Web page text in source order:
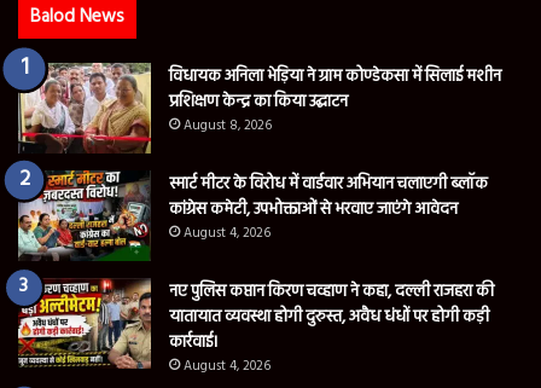
Balod News
विधायक अनिला भेड़िया ने ग्राम कोण्डेकसा में सिलाई मशीन
प्रशिक्षण केन्द्र का किया उद्घाटन
August 8, 2026
स्मार्ट मीटर के विरोध में वार्डवार अभियान चलाएगी ब्लॉक
कांग्रेस कमेटी, उपभोक्ताओं से भरवाए जाएंगे आवेदन
August 4, 2026
नए पुलिस कप्तान किरण चव्हाण ने कहा, दल्ली राजहरा की
यातायात व्यवस्था होगी दुरुस्त, अवैध धंधों पर होगी कड़ी
कार्रवाई।
August 4, 2026